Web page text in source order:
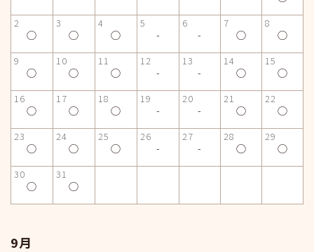
2
◯
3
◯
4
◯
5
-
6
-
7
◯
8
◯
9
◯
10
◯
11
◯
12
-
13
-
14
◯
15
◯
16
◯
17
◯
18
◯
19
-
20
-
21
◯
22
◯
23
◯
24
◯
25
◯
26
-
27
-
28
◯
29
◯
30
◯
31
◯
9月